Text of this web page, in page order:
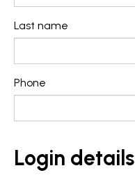
Last name
Phone
Login details